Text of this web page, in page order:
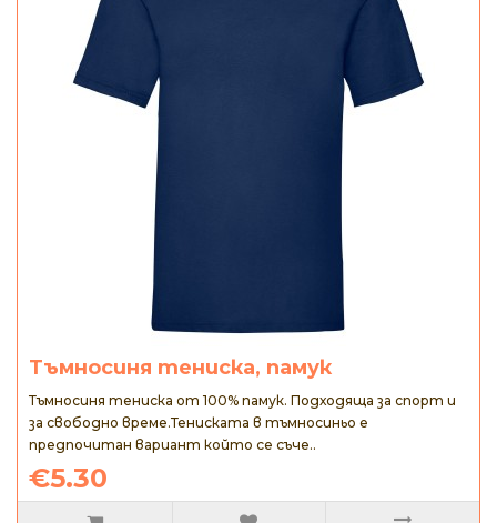
Тъмносиня тениска, памук
Тъмносиня тениска от 100% памук. Подходяща за спорт и
за свободно време.Тениската в тъмносиньо е
предпочитан вариант който се съче..
€5.30